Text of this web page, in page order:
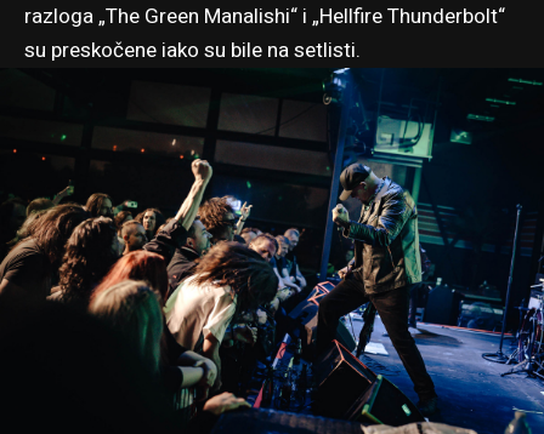
razloga „The Green Manalishi“ i „Hellfire Thunderbolt“
su preskočene iako su bile na setlisti.